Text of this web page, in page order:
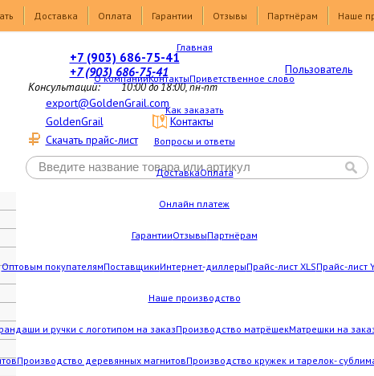
Доставка Оплата Гарантии Отзывы Партнёрам Наше
Главная
О компанииКонтактыПриветственное слово
Как заказать
Вопросы и ответы
ДоставкаОплата
Онлайн платеж
ГарантииОтзывыПартнёрам
Оптовым покупателямПоставщикиИнтернет-диллерыПрайс-лист XLSПрайс-лист
Наше производство
и ручки с логотипом на заказПроизводство матрёшекМатрешки на
Производство деревянных магнитовПроизводство кружек и тарелок-
+7 (903) 686-75-41
+7 (903) 686-75-41
Консультации: 10:00 до 18:00, пн-пт
export@GoldenGrail.com
GoldenGrail
Скачать прайс-лист
Контакты
Пользователь